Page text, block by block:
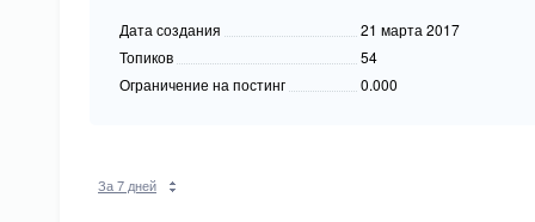
Дата создания
21 марта 2017
Топиков
54
Ограничение на постинг
0.000
За 7 дней